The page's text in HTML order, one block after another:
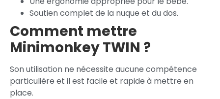
Soutien complet de la nuque et du dos.
Comment mettre
Minimonkey TWIN ?
Son utilisation ne nécessite aucune compétence
particulière et il est facile et rapide à mettre en
place.